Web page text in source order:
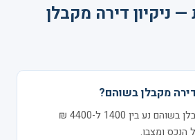
ניקיון דירה מקבלן
מקבלן בשוהם?
מחיר ניקיון דירה מקבלן בשוהם נע בין 1400 ל-4400 ₪
הנכס ומצבו.